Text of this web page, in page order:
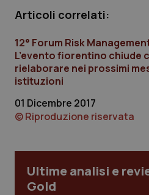
Calabria
Campania
Emilia-Romagna
Friuli Venezia Giulia
Liguria
Asma & BPCO
Car-T
Colesterolo &
Dermatite Atopica
Disturbi dell’umore
Articoli correlati:
12° Forum Risk
L’evento fiorentino chiude
rielaborare nei prossimi
istituzioni
01 Dicembre 2017
© Riproduzione riservata
Ultime analisi e
Gold